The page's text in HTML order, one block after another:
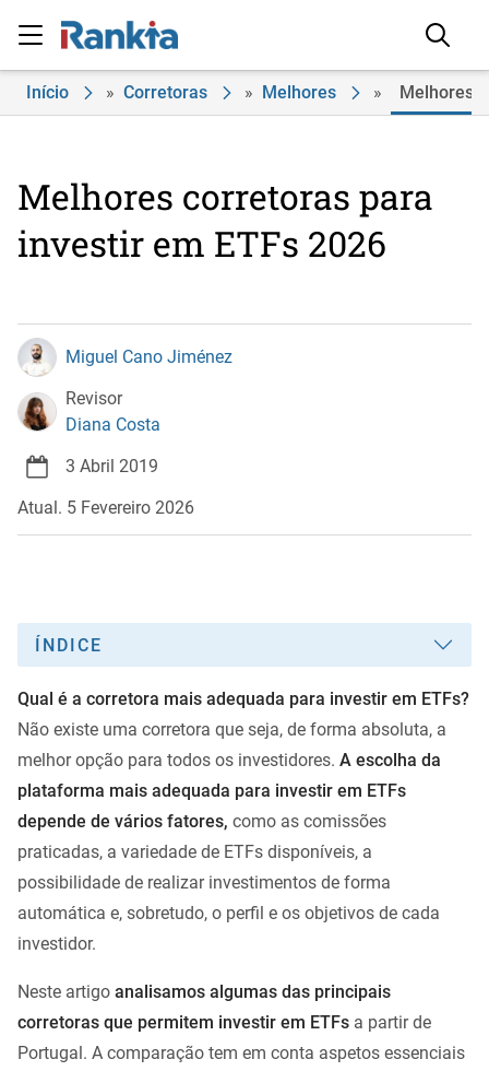
Início » Corretoras » Melhores » Melhores
Melhores corretoras para
investir em ETFs 2026
Miguel Cano Jiménez
Revisor
Diana Costa
3 Abril 2019
Atual. 5 Fevereiro 2026
ÍNDICE
Qual é a corretora mais adequada para investir em ETFs?
Não existe uma corretora que seja, de forma absoluta, a
melhor opção para todos os investidores. A escolha da
plataforma mais adequada para investir em ETFs
depende de vários fatores, como as comissões
praticadas, a variedade de ETFs disponíveis, a
possibilidade de realizar investimentos de forma
automática e, sobretudo, o perfil e os objetivos de cada
investidor.
Neste artigo analisamos algumas das principais
corretoras que permitem investir em ETFs a partir de
Portugal. A comparação tem em conta aspetos essenciais